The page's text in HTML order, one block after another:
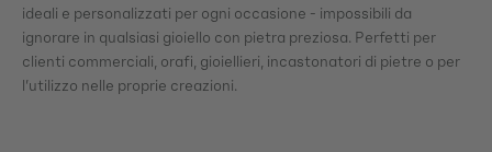
ideali e personalizzati per ogni occasione - impossibili da
ignorare in qualsiasi gioiello con pietra preziosa. Perfetti per
clienti commerciali, orafi, gioiellieri, incastonatori di pietre o per
l’utilizzo nelle proprie creazioni.